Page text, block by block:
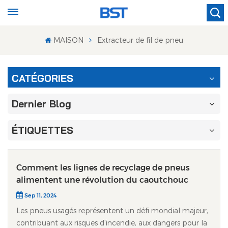
MAISON Extracteur de fil de pneu
CATÉGORIES
Dernier Blog
ÉTIQUETTES
Comment les lignes de recyclage de pneus
alimentent une révolution du caoutchouc
Sep 11, 2024
Les pneus usagés représentent un défi mondial majeur,
contribuant aux risques d'incendie, aux dangers pour la